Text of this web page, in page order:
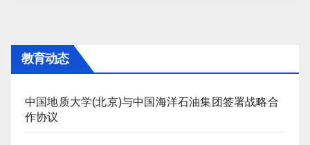
教育动态
中国地质大学(北京)与中国海洋石油集团签署战略合
作协议